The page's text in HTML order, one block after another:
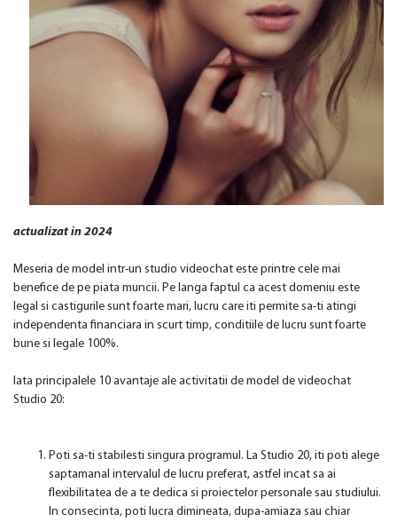
actualizat in 2024
Meseria de model intr-un studio videochat este printre cele mai
benefice de pe piata muncii. Pe langa faptul ca acest domeniu este
legal si castigurile sunt foarte mari, lucru care iti permite sa-ti atingi
independenta financiara in scurt timp, conditiile de lucru sunt foarte
bune si legale 100%.
Iata principalele 10 avantaje ale activitatii de model de videochat
Studio 20:
Poti sa-ti stabilesti singura programul. La Studio 20, iti poti alege
saptamanal intervalul de lucru preferat, astfel incat sa ai
flexibilitatea de a te dedica si proiectelor personale sau studiului.
In consecinta, poti lucra dimineata, dupa-amiaza sau chiar